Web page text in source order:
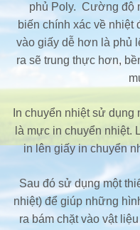
phủ Poly. Cường độ
biến chính xác về nhiệt
vào giấy dễ hơn là phủ
ra sẽ trung thực hơn,
In chuyển nhiệt sử
là mực in chuyển nhiệt.
in lên giấy in chuyển
Sau đó sử dụng một
nhiệt) để giúp những
ra bám chặt vào vật